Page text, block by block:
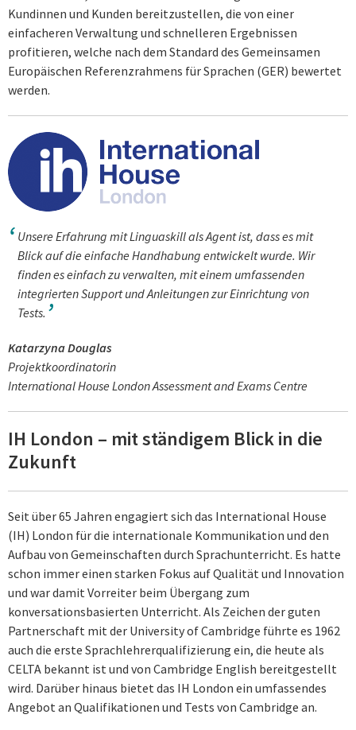
Kundinnen und Kunden bereitzustellen, die von einer
einfacheren Verwaltung und schnelleren Ergebnissen
profitieren, welche nach dem Standard des Gemeinsamen
Europäischen Referenzrahmens für Sprachen (GER) bewertet
werden.
Unsere Erfahrung mit Linguaskill als Agent ist, dass es mit
Blick auf die einfache Handhabung entwickelt wurde. Wir
finden es einfach zu verwalten, mit einem umfassenden
integrierten Support und Anleitungen zur Einrichtung von
Tests.
Katarzyna Douglas
Projektkoordinatorin
International House London Assessment and Exams Centre
IH London – mit ständigem Blick in die
Zukunft
Seit über 65 Jahren engagiert sich das International House
(IH) London für die internationale Kommunikation und den
Aufbau von Gemeinschaften durch Sprachunterricht. Es hatte
schon immer einen starken Fokus auf Qualität und Innovation
und war damit Vorreiter beim Übergang zum
konversationsbasierten Unterricht. Als Zeichen der guten
Partnerschaft mit der University of Cambridge führte es 1962
auch die erste Sprachlehrerqualifizierung ein, die heute als
CELTA bekannt ist und von Cambridge English bereitgestellt
wird. Darüber hinaus bietet das IH London ein umfassendes
Angebot an Qualifikationen und Tests von Cambridge an.